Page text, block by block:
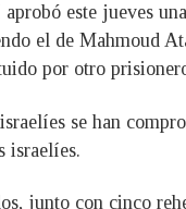
este jueves
el de Mahmoud
por otro
se han
israelíes.
junto con cinco